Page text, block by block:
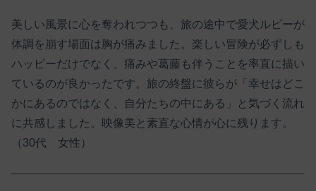
美しい風景に心を奪われつつも、旅の途中で愛犬ルビーが
体調を崩す場面は胸が痛みました。楽しい冒険が必ずしも
ハッピーだけでなく、痛みや葛藤も伴うことを率直に描い
ているのが良かったです。旅の終盤に彼らが「幸せはどこ
かにあるのではなく、自分たちの中にある」と気づく流れ
に共感しました。映像美と素直な心情が心に残ります。
（30代 女性）